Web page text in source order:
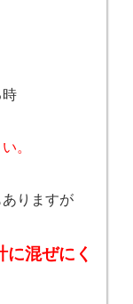
。
りますが
に混ぜにく